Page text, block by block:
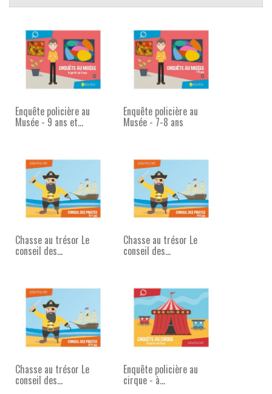
Enquête policière au
Musée - 9 ans et...
Enquête policière au
Musée - 7-8 ans
Chasse au trésor Le
conseil des...
Chasse au trésor Le
conseil des...
Chasse au trésor Le
conseil des...
Enquête policière au
cirque - à...